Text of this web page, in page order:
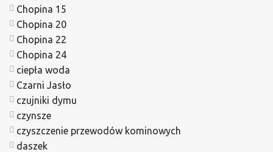
Chopina 15
Chopina 20
Chopina 22
Chopina 24
ciepła woda
Czarni Jasło
czujniki dymu
czynsze
czyszczenie przewodów kominowych
daszek